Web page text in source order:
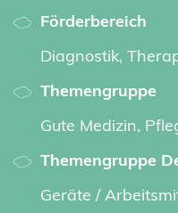
Förderbereich
Diagnostik,
Themengruppe
Gute Medizin,
Themengruppe
Geräte /